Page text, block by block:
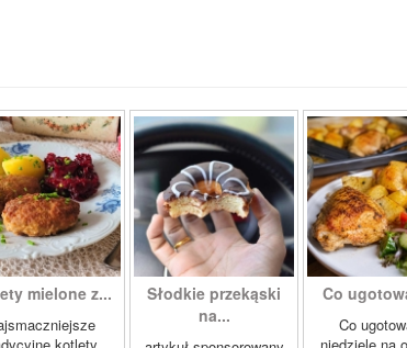
mielone z...
Słodkie przekąski
na...
Co
Co